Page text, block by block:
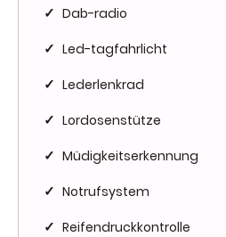
✓ Dab-radio
✓ Led-tagfahrlicht
✓ Lederlenkrad
✓ Lordosenstütze
✓ Müdigkeitserkennung
✓ Notrufsystem
✓ Reifendruckkontrolle